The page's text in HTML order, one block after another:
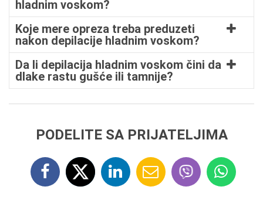
hladnim voskom?
Koje mere opreza treba preduzeti
nakon depilacije hladnim voskom?
Da li depilacija hladnim voskom čini da
dlake rastu gušće ili tamnije?
PODELITE SA PRIJATELJIMA